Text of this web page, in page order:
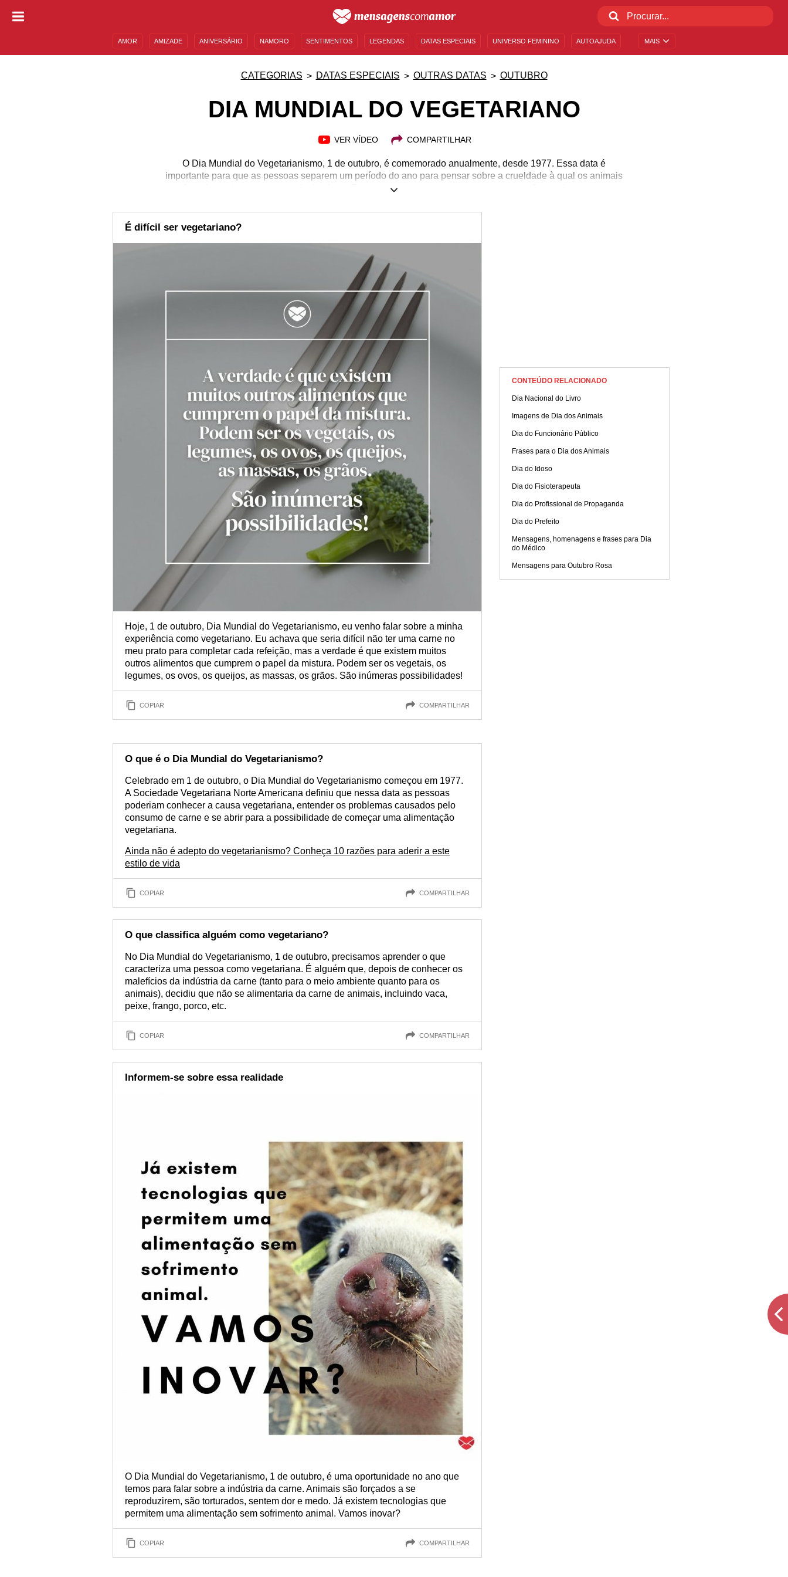
MAIS
AMOR AMIZADE ANIVERSÁRIO NAMORO SENTIMENTOS LEGENDAS DATAS ESPECIAIS UNIVERSO FEMININO AUTOAJUDA
CATEGORIAS DATAS ESPECIAIS OUTRAS DATAS OUTUBRO
DIA MUNDIAL DO VEGETARIANO
VER VÍDEO COMPARTILHAR
O Dia Mundial do Vegetarianismo, 1 de outubro, é comemorado anualmente, desde 1977. Essa data é
importante para que as pessoas separem um período do ano para pensar sobre a crueldade à qual os animais
são submetidos antes e depois do abate. Existem movimentos que comprovam que não precisamos nos
inúmeras mensagens para refletir sobre os seus hábitos alimentares, sobre o seu estilo de vida e para se
informar sobre vegetarianismo. Se você já segue esse movimento, vai encontrar mensagens para celebrar essa
É difícil ser vegetariano?
Hoje, 1 de outubro, Dia Mundial do Vegetarianismo, eu venho falar sobre a minha
experiência como vegetariano. Eu achava que seria difícil não ter uma carne no
meu prato para completar cada refeição, mas a verdade é que existem muitos
outros alimentos que cumprem o papel da mistura. Podem ser os vegetais, os
legumes, os ovos, os queijos, as massas, os grãos. São inúmeras possibilidades!
COPIAR COMPARTILHAR
O que é o Dia Mundial do Vegetarianismo?
Celebrado em 1 de outubro, o Dia Mundial do Vegetarianismo começou em 1977.
A Sociedade Vegetariana Norte Americana definiu que nessa data as pessoas
poderiam conhecer a causa vegetariana, entender os problemas causados pelo
consumo de carne e se abrir para a possibilidade de começar uma alimentação
vegetariana.
Ainda não é adepto do vegetarianismo? Conheça 10 razões para aderir a este
estilo de vida
COPIAR COMPARTILHAR
O que classifica alguém como vegetariano?
No Dia Mundial do Vegetarianismo, 1 de outubro, precisamos aprender o que
caracteriza uma pessoa como vegetariana. É alguém que, depois de conhecer os
malefícios da indústria da carne (tanto para o meio ambiente quanto para os
animais), decidiu que não se alimentaria da carne de animais, incluindo vaca,
peixe, frango, porco, etc.
COPIAR COMPARTILHAR
Informem-se sobre essa realidade
O Dia Mundial do Vegetarianismo, 1 de outubro, é uma oportunidade no ano que
temos para falar sobre a indústria da carne. Animais são forçados a se
reproduzirem, são torturados, sentem dor e medo. Já existem tecnologias que
permitem uma alimentação sem sofrimento animal. Vamos inovar?
COPIAR COMPARTILHAR
CONTEÚDO RELACIONADO
Dia Nacional do Livro
Imagens de Dia dos Animais
Dia do Funcionário Público
Frases para o Dia dos Animais
Dia do Idoso
Dia do Fisioterapeuta
Dia do Profissional de Propaganda
Dia do Prefeito
Mensagens, homenagens e frases para Dia
do Médico
Mensagens para Outubro Rosa